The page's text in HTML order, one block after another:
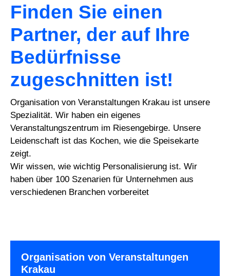
Finden Sie einen
Partner, der auf Ihre
Bedürfnisse
zugeschnitten ist!
Organisation von Veranstaltungen Krakau ist unsere
Spezialität. Wir haben ein eigenes
Veranstaltungszentrum im Riesengebirge. Unsere
Leidenschaft ist das Kochen, wie die Speisekarte
zeigt.
Wir wissen, wie wichtig Personalisierung ist. Wir
haben über 100 Szenarien für Unternehmen aus
verschiedenen Branchen vorbereitet
Organisation von Veranstaltungen
Krakau